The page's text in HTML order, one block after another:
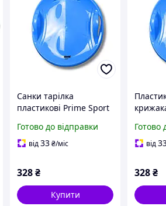
Санки тарілка
пластикові Prime Sport
Northwest
Готово до відправки
від33₴/міс
328₴
Купити
good-
Готово
від
328₴